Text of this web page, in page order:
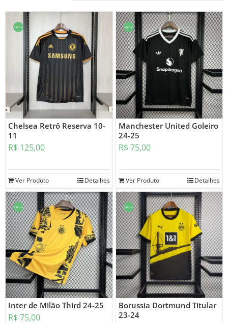
Oferta!
Chelsea Retrô Reserva 10-
11
R$ 125,00
Ver Produto Detalhes
Oferta!
Manchester United Goleiro
24-25
R$ 75,00
Ver Produto Detalhes
Oferta!
Inter de Milão Third 24-25
R$ 75,00
Oferta!
Borussia Dortmund Titular
23-24